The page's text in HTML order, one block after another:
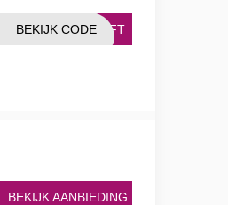
GIFT
BEKIJK CODE
BEKIJK AANBIEDING